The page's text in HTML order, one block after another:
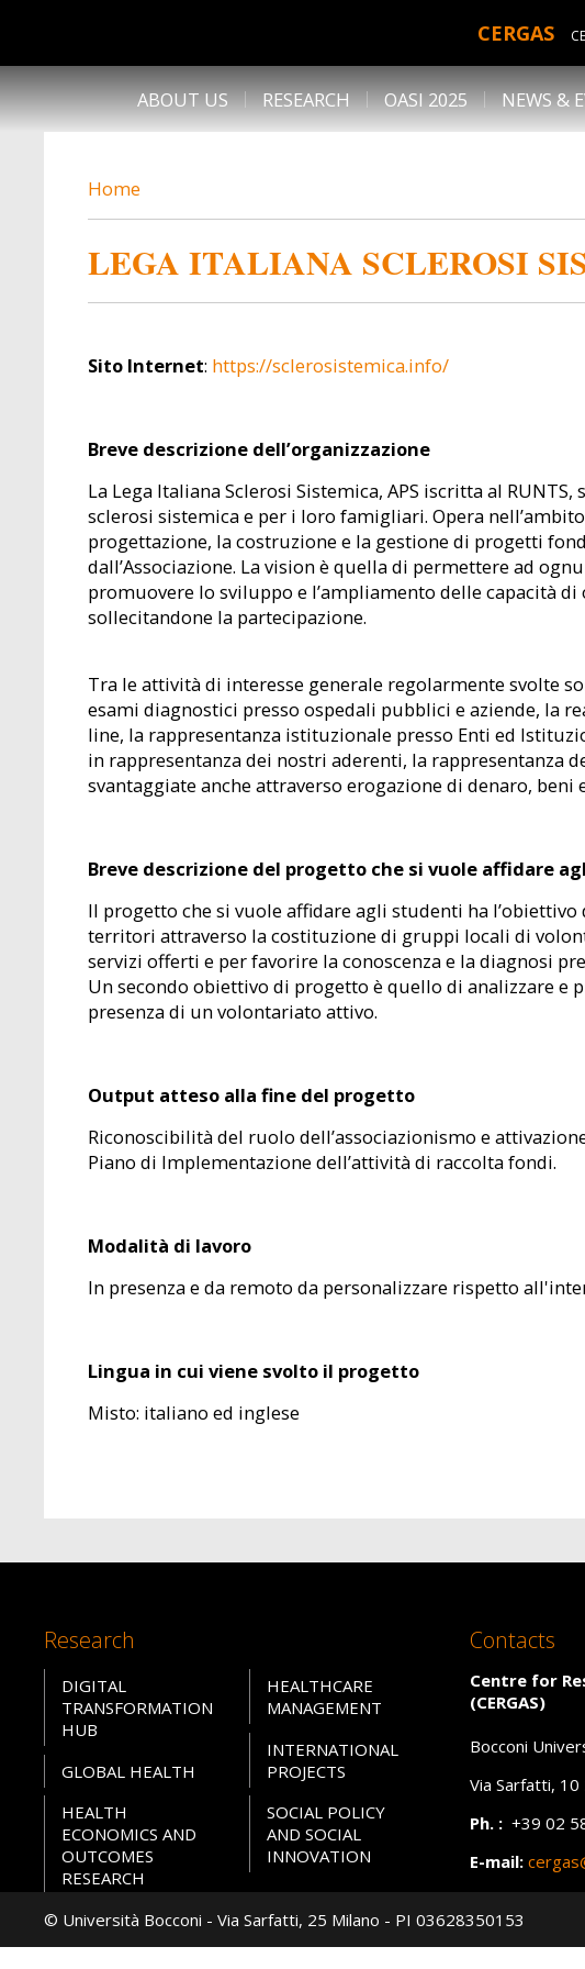
CERGAS
DESK NAVIGATION
ABOUT US RESEARCH OASI 2025 NEWS &
BREADCRUMB
Home
LEGA ITALIANA SCLEROSI
Sito Internet: https://sclerosistemica.info/
Breve descrizione dell’organizzazione
La Lega Italiana Sclerosi Sistemica, APS iscritta al
sclerosi sistemica e per i loro famigliari. Opera
progettazione, la costruzione e la gestione di progetti
dall’Associazione. La vision è quella di permettere ad
promuovere lo sviluppo e l’ampliamento delle capacità
sollecitandone la partecipazione.
Tra le attività di interesse generale regolarmente svolte
esami diagnostici presso ospedali pubblici e aziende, la
line, la rappresentanza istituzionale presso Enti ed
in rappresentanza dei nostri aderenti, la rappresentanza
svantaggiate anche attraverso erogazione di denaro, beni
Breve descrizione del progetto che si vuole affidare
Il progetto che si vuole affidare agli studenti ha
territori attraverso la costituzione di gruppi locali di
servizi offerti e per favorire la conoscenza e la diagnosi
Un secondo obiettivo di progetto è quello di analizzare e
presenza di un volontariato attivo.
Output atteso alla fine del progetto
Riconoscibilità del ruolo dell’associazionismo e
Piano di Implementazione dell’attività di raccolta fondi.
Modalità di lavoro
In presenza e da remoto da personalizzare rispetto
Lingua in cui viene svolto il progetto
Misto: italiano ed inglese
Research
DIGITAL
TRANSFORMATION
HUB
GLOBAL HEALTH
HEALTH
ECONOMICS AND
OUTCOMES
RESEARCH
HEALTHCARE
MANAGEMENT
INTERNATIONAL
PROJECTS
SOCIAL POLICY
AND SOCIAL
INNOVATION
Contacts
Centre for
(CERGAS)
Bocconi
Via Sarfatti,
Ph. : +39 02
E-mail:
© Università Bocconi - Via Sarfatti, 25 Milano - PI 03628350153